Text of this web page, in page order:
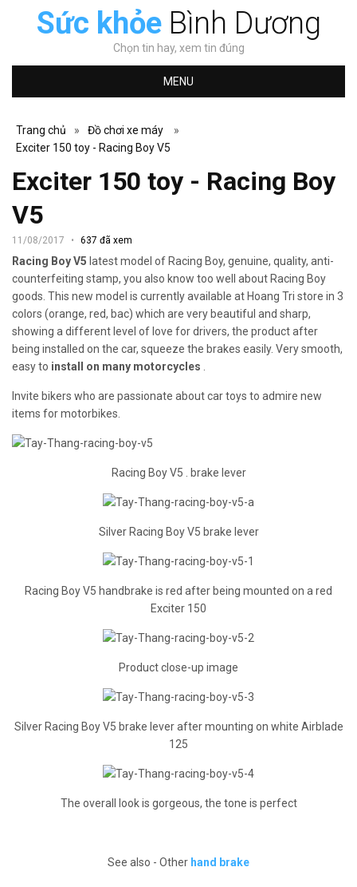
Sức khỏeBình Dương
Chọn tin hay, xem tin đúng
MENU
Trang chủ » Đồ chơi xe máy
»
Exciter 150 toy - Racing Boy V5
Exciter 150 toy - Racing Boy
V5
11/08/2017 637 đã xem
Racing Boy V5 latest model of Racing Boy, genuine, quality, anti-
counterfeiting stamp, you also know too well about Racing Boy
goods. This new model is currently available at Hoang Tri store in 3
colors (orange, red, bac) which are very beautiful and sharp,
showing a different level of love for drivers, the product after
being installed on the car, squeeze the brakes easily. Very smooth,
easy to install on many motorcycles
Invite bikers who are passionate about car toys to admire new
items for motorbikes.
Racing Boy V5 . brake lever
Silver Racing Boy V5 brake lever
Racing Boy V5 handbrake is red after being mounted on a red
Exciter 150
Product close-up image
Silver Racing Boy V5 brake lever after mounting on white Airblade
125
The overall look is gorgeous, the tone is perfect
See also - Other hand brake